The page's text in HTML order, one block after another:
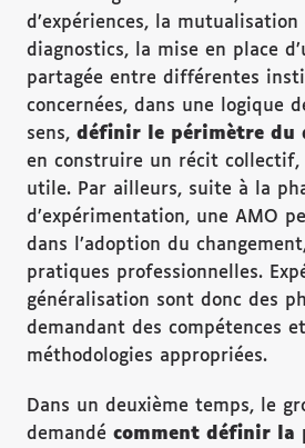
d’expériences, la mutualisation
diagnostics, la mise en place
partagée entre différentes
concernées, dans une logique
sens, d éfinir le périmètre du
en construire un récit collectif,
utile. Par ailleurs, suite à la
d’expérimentation, une AMO
dans l’adoption du
pratiques professionnelles.
généralisation sont donc des
demandant des compétences
méthodologies appropriées.
Dans un deuxième temps, le
demandé comment d éfinir la